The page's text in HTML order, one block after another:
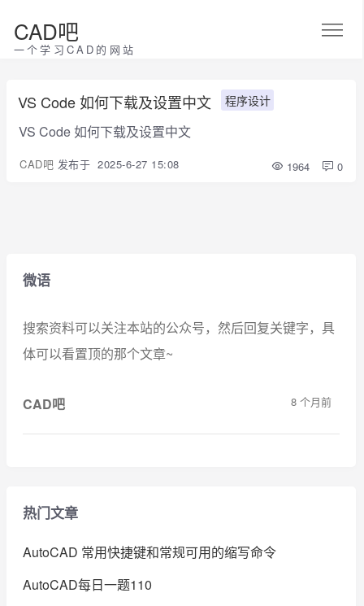
CAD吧
一个学习CAD的网站
VS Code 如何下载及设置中文 程序设计
VS Code 如何下载及设置中文
CAD吧 发布于 2025-6-27 15:08 1964 0
微语
搜索资料可以关注本站的公众号，然后回复关键字，具
体可以看置顶的那个文章~
CAD吧 8 个月前
热门文章
AutoCAD 常用快捷键和常规可用的缩写命令
AutoCAD每日一题110